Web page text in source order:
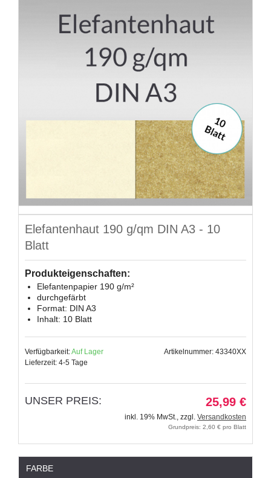
Elefantenhaut 190 g/qm DIN A3 - 10
Blatt
Produkteigenschaften:
Elefantenpapier 190 g/m²
durchgefärbt
Format: DIN A3
Inhalt: 10 Blatt
Verfügbarkeit:Auf Lager
Lieferzeit: 4-5 Tage
Artikelnummer: 43340XX
UNSER PREIS: 25,99 €
inkl. 19% MwSt., zzgl. Versandkosten
Grundpreis: 2,60 € pro Blatt
FARBE